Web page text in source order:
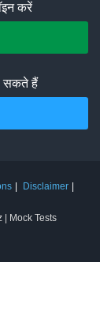
करें
सकते हैं
Disclaimer
Mock Tests